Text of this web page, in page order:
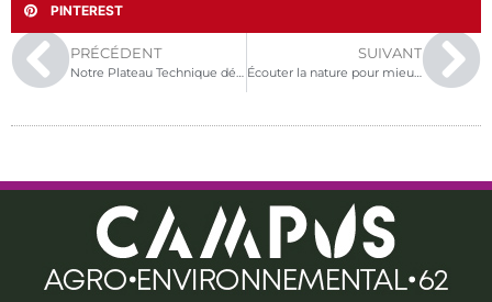
PINTEREST
PRÉCÉDENT
Notre Plateau Technique dédié aux SERVICES
SUIVANT
Écouter la nature pour mieux la comprendre